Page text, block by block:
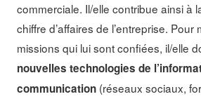
commerciale. Il/elle contribue ainsi à
chiffre d’affaires de l’entreprise. Pour
missions qui lui sont confiées, il/elle
nouvelles technologies de
communication(réseaux sociaux,